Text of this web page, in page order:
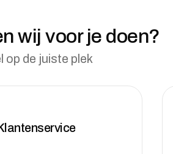
wij voor je doen?
op de juiste plek